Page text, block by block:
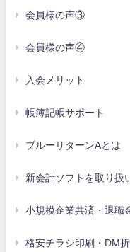
会員様の声③
会員様の声④
入会メリット
帳簿記帳サポート
ブルーリターンAとは
新会計ソフトを取り扱
小規模企業共済・退職
格安チラシ印刷・DM